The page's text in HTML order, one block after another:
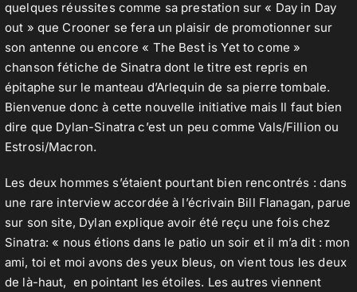
quelques réussites comme sa prestation sur « Day in Day
out » que Crooner se fera un plaisir de promotionner sur
son antenne ou encore « The Best is Yet to come »
chanson fétiche de Sinatra dont le titre est repris en
épitaphe sur le manteau d’Arlequin de sa pierre tombale.
Bienvenue donc à cette nouvelle initiative mais Il faut bien
dire que Dylan-Sinatra c’est un peu comme Vals/Fillion ou
Estrosi/Macron.
Les deux hommes s’étaient pourtant bien rencontrés : dans
une rare interview accordée à l’écrivain Bill Flanagan, parue
sur son site, Dylan explique avoir été reçu une fois chez
Sinatra: « nous étions dans le patio un soir et il m’a dit : mon
ami, toi et moi avons des yeux bleus, on vient tous les deux
de là-haut, en pointant les étoiles. Les autres viennent